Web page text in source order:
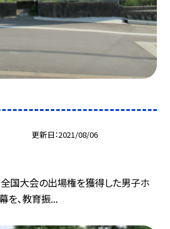
更新日 2021/08/06
国大会の出場権を獲得した男子ホ
を、教育振...